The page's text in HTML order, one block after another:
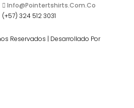
Info@pointertshirts.com.co
(+57) 324 512 3031
Reservados | Desarrollado Por